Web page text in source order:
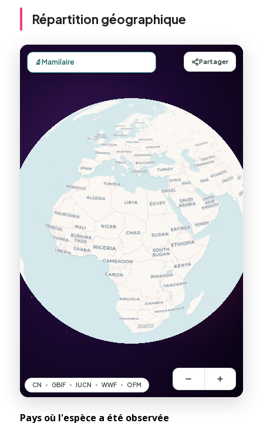
Répartition géographique
Pays où l'espèce a été observée